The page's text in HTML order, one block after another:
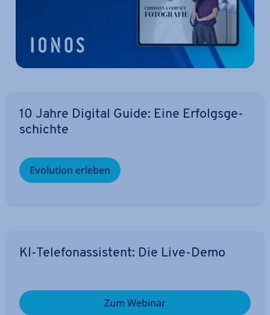
10 Jahre Digital Guide: Eine Er­folgs­ge­
schich­te
Evolution erleben
KI-Te­le­fon­as­sis­tent: Die Live-Demo
Zum Webinar